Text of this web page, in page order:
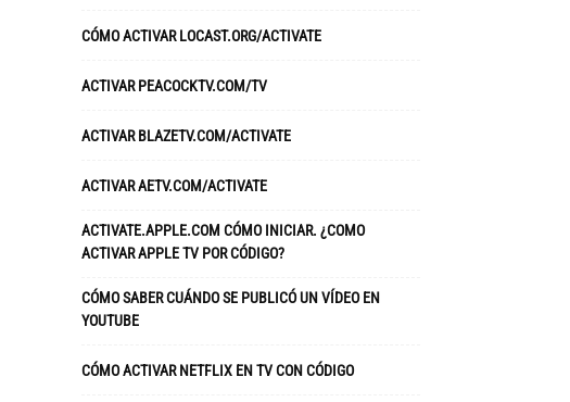
CÓMO ACTIVAR LOCAST.ORG/ACTIVATE
ACTIVAR PEACOCKTV.COM/TV
ACTIVAR BLAZETV.COM/ACTIVATE
ACTIVAR AETV.COM/ACTIVATE
ACTIVATE.APPLE.COM CÓMO INICIAR. ¿COMO
ACTIVAR APPLE TV POR CÓDIGO?
CÓMO SABER CUÁNDO SE PUBLICÓ UN VÍDEO EN
YOUTUBE
CÓMO ACTIVAR NETFLIX EN TV CON CÓDIGO